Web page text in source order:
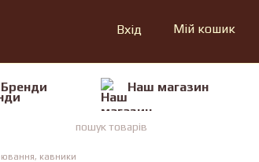
Вхід Мій кошик
Бренди Наш магазин
кавники